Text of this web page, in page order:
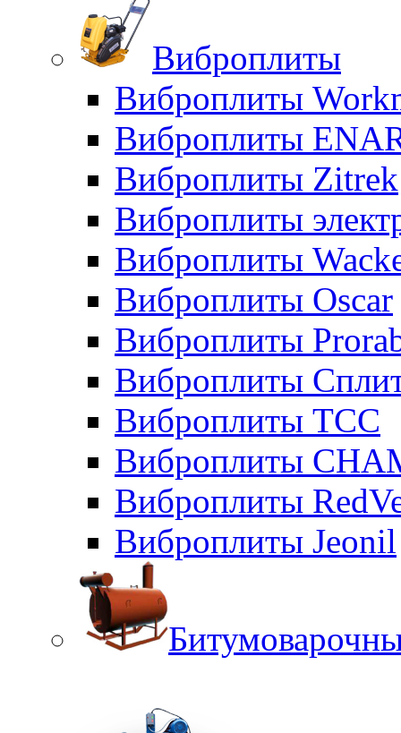
Виброплиты
Виброплиты
Виброплиты
Виброплиты Zitrek
Виброплиты
Виброплиты
Виброплиты Oscar
Виброплиты
Виброплиты
Виброплиты ТСС
Виброплиты
Виброплиты
Виброплиты Jeonil